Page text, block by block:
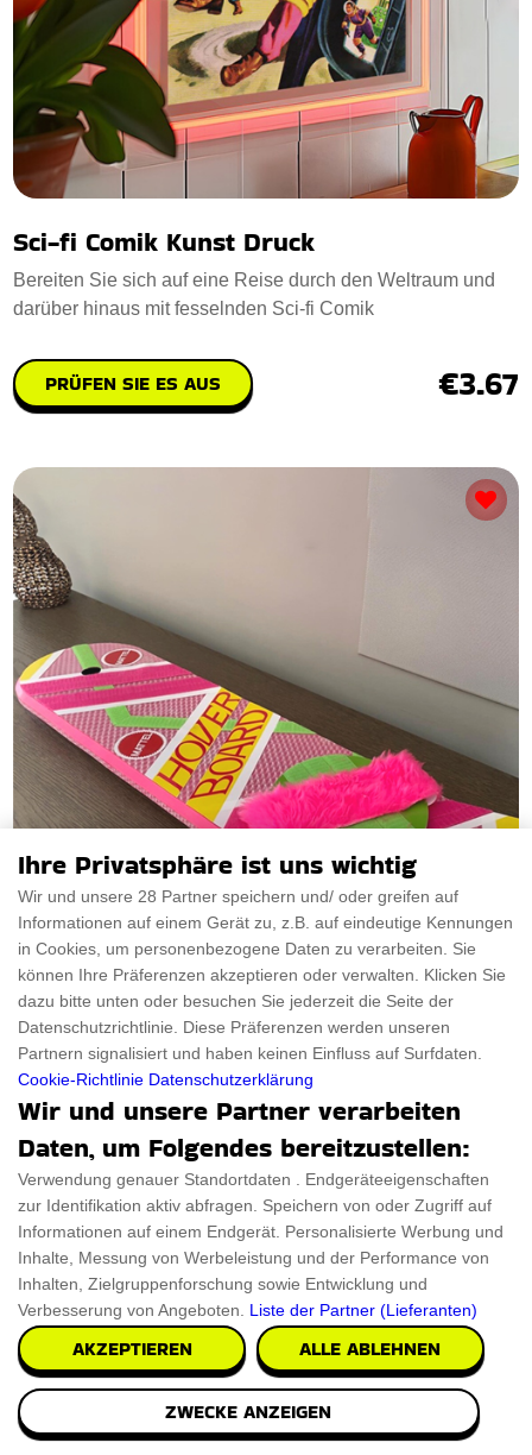
Sci-fi Comik Kunst Druck
Bereiten Sie sich auf eine Reise durch den Weltraum und
darüber hinaus mit fesselnden Sci-fi Comik
PRÜFEN SIE ES AUS €3.67
Zuruck in die Zukunft Hoverboard
Versetze dich zurück in die 80er Jahre mit dem Zurück in
die Zukunft Hoverboard, das sorgfältig i
PRÜFEN SIE ES AUS €492.47
Ihre Privatsphäre ist uns wichtig
Wir und unsere 28 Partner speichern und/ oder greifen auf
Informationen auf einem Gerät zu, z.B. auf eindeutige Kennungen
in Cookies, um personenbezogene Daten zu verarbeiten. Sie
können Ihre Präferenzen akzeptieren oder verwalten. Klicken Sie
dazu bitte unten oder besuchen Sie jederzeit die Seite der
Datenschutzrichtlinie. Diese Präferenzen werden unseren
Partnern signalisiert und haben keinen Einfluss auf Surfdaten.
Cookie-Richtlinie Datenschutzerklärung
Wir und unsere Partner verarbeiten
Daten, um Folgendes bereitzustellen:
Verwendung genauer Standortdaten . Endgeräteeigenschaften
zur Identifikation aktiv abfragen. Speichern von oder Zugriff auf
Informationen auf einem Endgerät. Personalisierte Werbung und
Inhalte, Messung von Werbeleistung und der Performance von
Inhalten, Zielgruppenforschung sowie Entwicklung und
Verbesserung von Angeboten. Liste der Partner (Lieferanten)
AKZEPTIEREN ALLE ABLEHNEN
ZWECKE ANZEIGEN